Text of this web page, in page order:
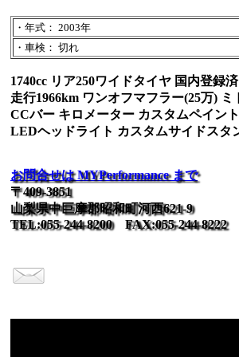
・年式： 2003年
・車検： 切れ
1740cc リア250ワイドタイヤ 国内登録
走行1966km ワンオフマフラー(25万)
CCバー キロメーター カスタムペイント
LEDヘッドライト カスタムサイドスタ
お問合せは MYPerformance まで
〒409-3851
山梨県中巨摩郡昭和町河西621-9
TEL:055-244-8200 FAX:055-244-8222